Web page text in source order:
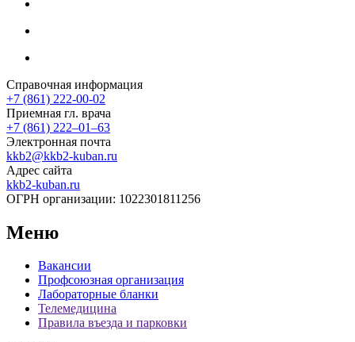
Справочная информация
+7 (861) 222-00-02
Приемная гл. врача
+7 (861) 222‒01‒63
Электронная почта
kkb2@kkb2-kuban.ru
Адрес сайта
kkb2-kuban.ru
ОГРН организации: 1022301811256
Меню
Вакансии
Профсоюзная организация
Лабораторные бланки
Телемедицина
Правила въезда и парковки